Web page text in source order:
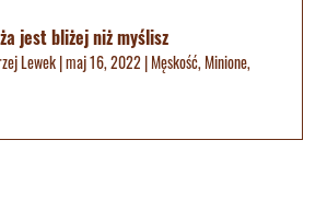
jest bliżej niż myślisz
Lewek|maj 16, 2022|Męskość,Minione,